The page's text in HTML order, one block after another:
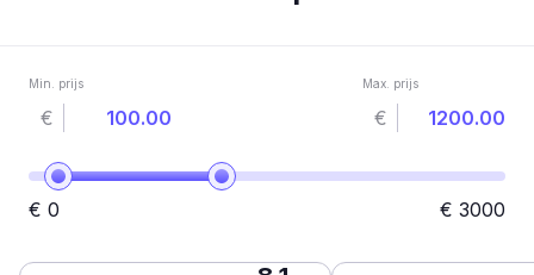
Min. prijs
€
Max. prijs
€
€ 0 € 3000